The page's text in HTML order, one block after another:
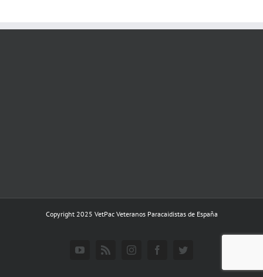
Copyright 2025 VetPac Veteranos Paracaidistas de España
YouTubeRss InstagramFacebookTwitter